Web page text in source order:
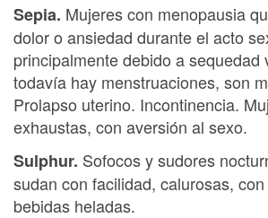
Sepia. Mujeres con menopausia
dolor o ansiedad durante el acto
principalmente debido a sequedad
todavía hay menstruaciones, son
Prolapso uterino. Incontinencia.
exhaustas, con aversión al sexo.
Sulphur. Sofocos y sudores
sudan con facilidad, calurosas,
bebidas heladas.